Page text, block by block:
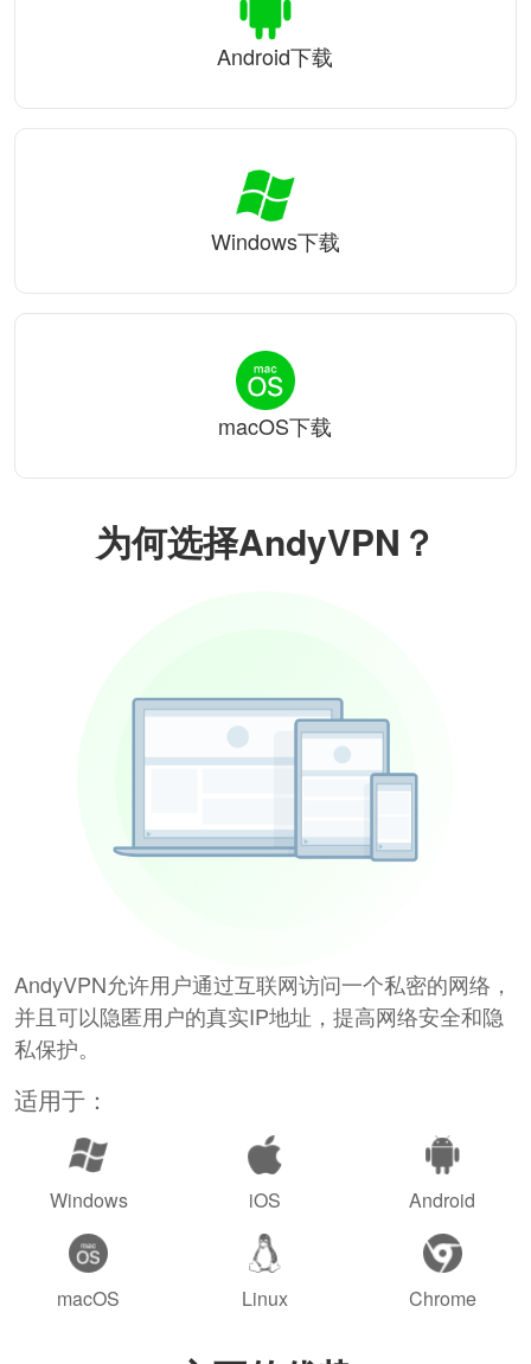
为何选择AndyVPN？
AndyVPN允许用户通过互联网访问一个私密的网络，
并且可以隐匿用户的真实IP地址，提高网络安全和隐
私保护。
适用于：
Windows iOS Android
macOS Linux Chrome
Android下载
Windows下载
macOS下载